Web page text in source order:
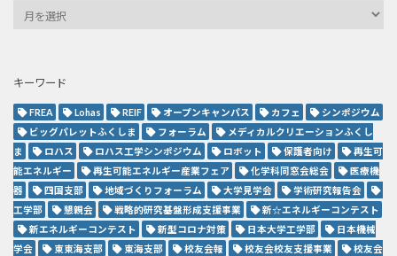
キーワード
FREA Lohas REIF オープンキャンパス カフェ
シンポジウム
ビッグパレットふくしま
フォーラム
メディカルクリエーションふくし
ま
ロハス ロハス工学シンポジウム ロボット 保護者向け
再生可
能エネルギー
再生可能エネルギー産業フェア 化学科同窓会総会
医療機
器
四国支部 地域づくりフォーラム 大学見学会
学術研究報告会
工学部
懇親会 戦略的研究基盤形成支援事業
新☆エネルギーコンテスト
新エネルギーコンテスト
新型コロナ対策 日本大学工学部
日本機械
学会
東東海支部 東海支部 校友会報 校友会校友支援事業
校友会